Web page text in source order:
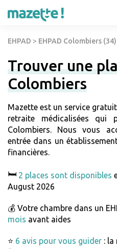
EHPAD > EHPAD Colombiers (34)
Trouver une
Colombiers
Mazette est un service
retraite médicalisées qui
Colombiers. Nous vous
entrée dans un
financières.
🛏️ 2 places sont disponibles
August 2026
💰 Votre chambre dans un
mois avant aides
⭐ 6 avis pour vous guider : la